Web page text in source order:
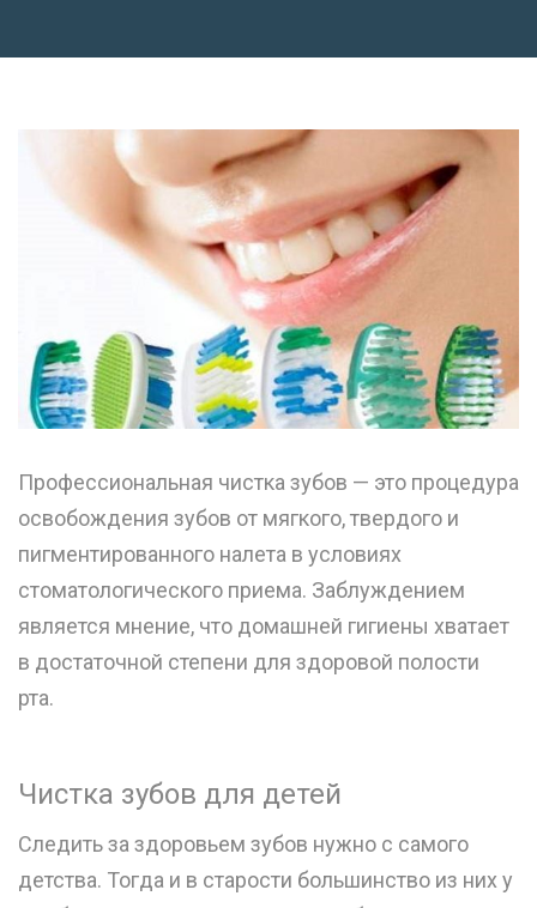
Профессиональная чистка зубов — это процедура
освобождения зубов от мягкого, твердого и
пигментированного налета в условиях
стоматологического приема. Заблуждением
является мнение, что домашней гигиены хватает
в достаточной степени для здоровой полости
рта.
Чистка зубов для детей
Следить за здоровьем зубов нужно с самого
детства. Тогда и в старости большинство из них у